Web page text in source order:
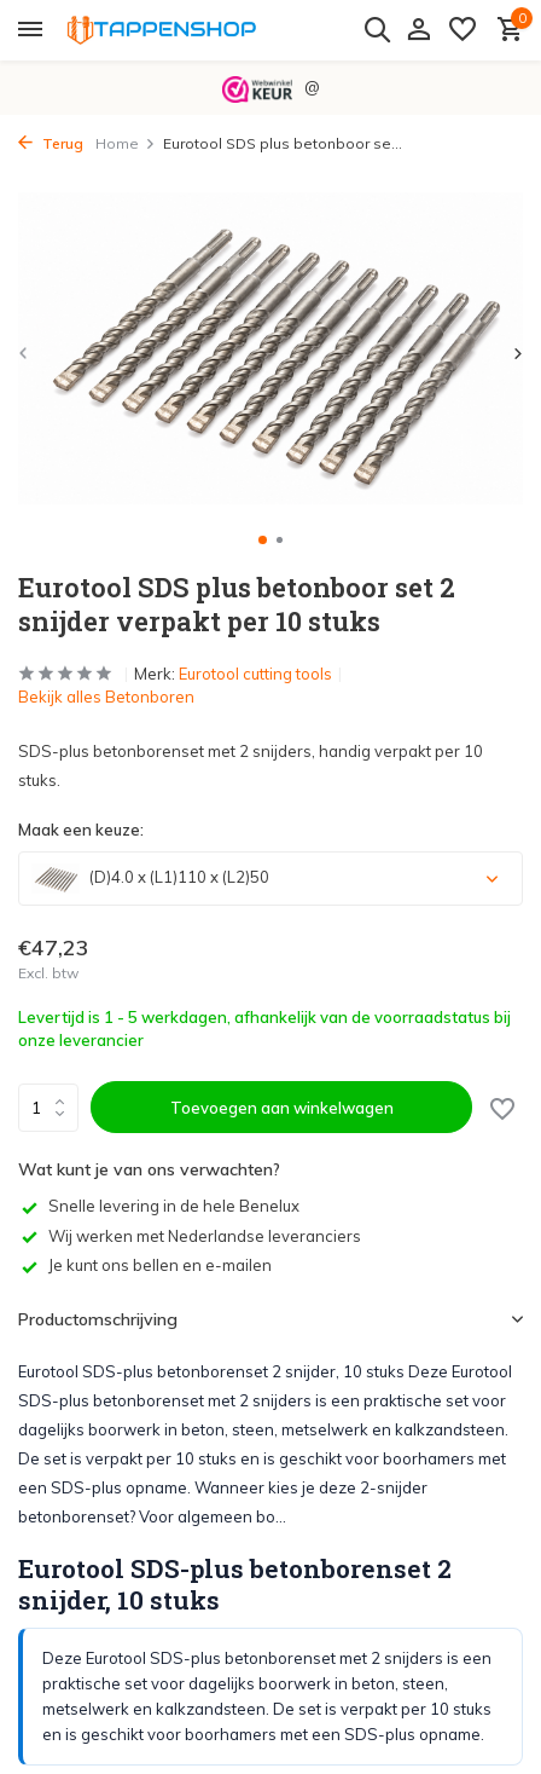
0
@
Terug Home Eurotool SDS plus betonboor se...
Eurotool SDS plus betonboor set 2
snijder verpakt per 10 stuks
Merk: Eurotool cutting tools
Bekijk alles Betonboren
SDS-plus betonborenset met 2 snijders, handig verpakt per 10
stuks.
Maak een keuze:
(D)4.0 x (L1)110 x (L2)50
€47,23
Excl. btw
Levertijd is 1 - 5 werkdagen, afhankelijk van de voorraadstatus bij
onze leverancier
Toevoegen aan winkelwagen
Wat kunt je van ons verwachten?
Snelle levering in de hele Benelux
Wij werken met Nederlandse leveranciers
Je kunt ons bellen en e-mailen
Productomschrijving
Eurotool SDS-plus betonborenset 2 snijder, 10 stuks Deze Eurotool
SDS-plus betonborenset met 2 snijders is een praktische set voor
dagelijks boorwerk in beton, steen, metselwerk en kalkzandsteen.
De set is verpakt per 10 stuks en is geschikt voor boorhamers met
een SDS-plus opname. Wanneer kies je deze 2-snijder
betonborenset? Voor algemeen bo...
Eurotool SDS-plus betonborenset 2
snijder, 10 stuks
Deze Eurotool SDS-plus betonborenset met 2 snijders is een
praktische set voor dagelijks boorwerk in beton, steen,
metselwerk en kalkzandsteen. De set is verpakt per 10 stuks
en is geschikt voor boorhamers met een SDS-plus opname.